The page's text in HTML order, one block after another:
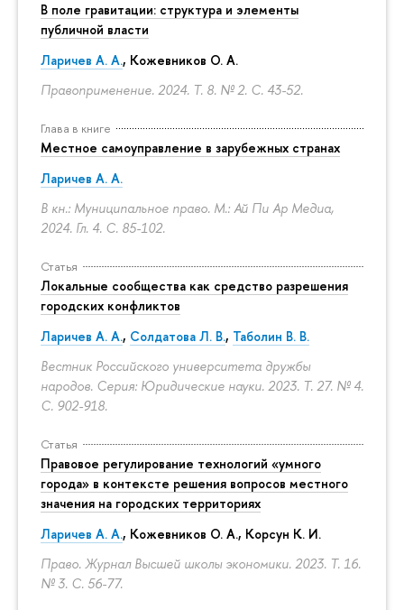
В поле гравитации: структура и элементы
публичной власти
Ларичев А. А., Кожевников О. А.
Правоприменение. 2024. Т. 8. № 2. С. 43-52.
Глава в книге
Местное самоуправление в зарубежных странах
Ларичев А. А.
В кн.: Муниципальное право. М.: Ай Пи Ар Медиа,
2024. Гл. 4. С. 85-102.
Статья
Локальные сообщества как средство разрешения
городских конфликтов
Ларичев А. А., Солдатова Л. В., Таболин В. В.
Вестник Российского университета дружбы
народов. Серия: Юридические науки. 2023. Т. 27. № 4.
С. 902-918.
Статья
Правовое регулирование технологий «умного
города» в контексте решения вопросов местного
значения на городских территориях
Ларичев А. А., Кожевников О. А., Корсун К. И.
Право. Журнал Высшей школы экономики. 2023. Т. 16.
№ 3. С. 56-77.